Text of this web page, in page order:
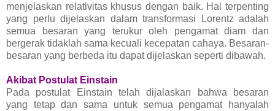
menjelaskan relativitas khusus dengan baik. Hal terpenting
yang perlu dijelaskan dalam transformasi Lorentz adalah
semua besaran yang terukur oleh pengamat diam dan
bergerak tidaklah sama kecuali kecepatan cahaya. Besaran-
besaran yang berbeda itu dapat dijelaskan seperti dibawah.
Akibat Postulat Einstain
Pada postulat Einstain telah dijalaskan bahwa besaran
yang tetap dan sama untuk semua pengamat hanyalah